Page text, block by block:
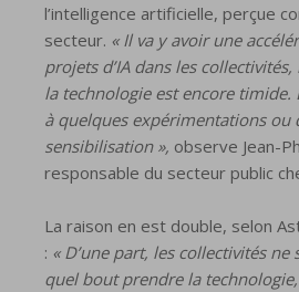
l’intelligence artificielle, perçue
secteur. « Il va y avoir une
projets d’IA dans les
la technologie est encore
à quelques expérimentations ou
sensibilisation », observe Jean-
responsable du secteur public
La raison en est double, selon
: « D’une part, les collectivités
quel bout prendre la